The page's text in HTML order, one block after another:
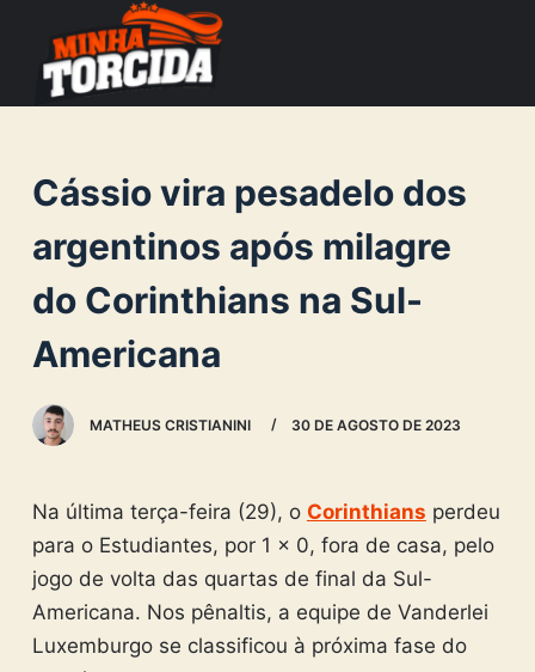
o
o
n
e
Cássio vira pesadelo dos
argentinos após milagre
do Corinthians na Sul-
Americana
MATHEUS CRISTIANINI 30 DE AGOSTO DE 2023
Na última terça-feira (29), o Corinthians perdeu
para o Estudiantes, por 1 x 0, fora de casa, pelo
jogo de volta das quartas de final da Sul-
Americana. Nos pênaltis, a equipe de Vanderlei
Luxemburgo se classificou à próxima fase do